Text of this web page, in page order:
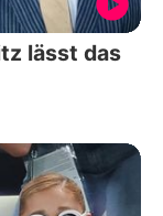
lässt das